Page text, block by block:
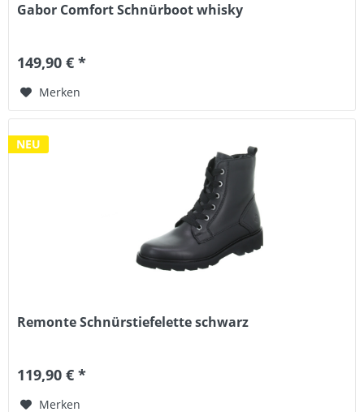
Gabor Comfort Schnürboot whisky
149,90 € *
Merken
NEU
Remonte Schnürstiefelette schwarz
119,90 € *
Merken